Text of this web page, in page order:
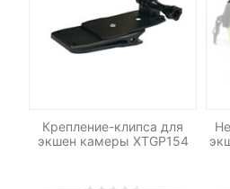
Крепление-клипса для
экшен камеры XTGP154